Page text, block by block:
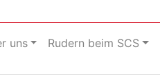
uns Rudern beim SCS